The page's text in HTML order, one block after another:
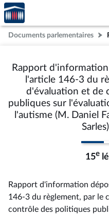
Aller au contenu
Aller en bas de la page
Accèder
à la
page
d'accueil
Documents parlementaires
Rapport
l'article 146-3 du
d'évaluation et de
publiques sur
l'autisme (M. Daniel
15e
Rapport d'information
146-3 du règlement, par le
contrôle des politiques